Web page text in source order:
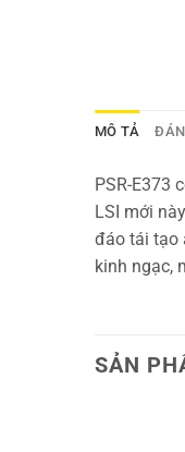
MÔ TẢ
PSR-E373
LSI mới
đáo tái tạo
kinh ngạc,
SẢN